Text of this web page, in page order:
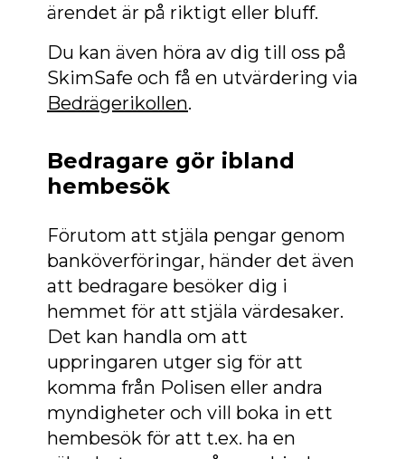
ärendet är på riktigt eller bluff.
Du kan även höra av dig till oss på
SkimSafe och få en utvärdering via
Bedrägerikollen.
Bedragare gör ibland
hembesök
Förutom att stjäla pengar genom
banköverföringar, händer det även
att bedragare besöker dig i
hemmet för att stjäla värdesaker.
Det kan handla om att
uppringaren utger sig för att
komma från Polisen eller andra
myndigheter och vill boka in ett
hembesök för att t.ex. ha en